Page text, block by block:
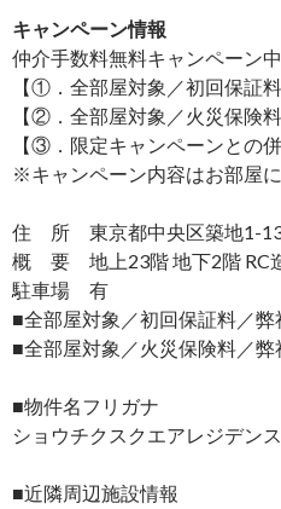
キャンペーン情報
仲介手数料無料キャンペーン中
【①．全部屋対象／初回保証
【②．全部屋対象／火災保険
【③．限定キャンペーンとの併
※キャンペーン内容はお部屋に
住 所 東京都中央区築地1-
概 要 地上23階 地下2階 RC
駐車場 有
■全部屋対象／初回保証料／
■全部屋対象／火災保険料／
■物件名フリガナ
ショウチクスクエアレジデンス
■近隣周辺施設情報